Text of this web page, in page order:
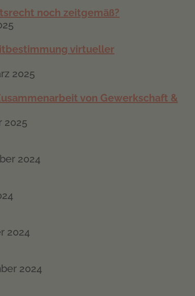
noch zeitgemäß?
virtueller
2025
von Gewerkschaft &
2025
2024
2024
2024